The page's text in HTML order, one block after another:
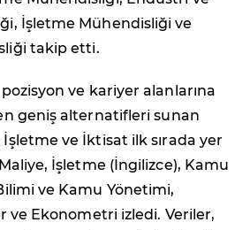
İşletme Mühendisliği ve
takip etti.
ve kariyer alanlarına
en geniş alternatifleri sunan
ve İktisat ilk sırada yer
İşletme (İngilizce), Kamu
ve Kamu Yönetimi,
ve Ekonometri izledi. Veriler,